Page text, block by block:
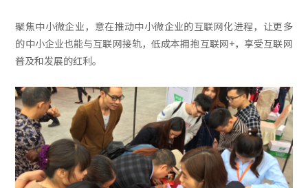
聚焦中小微企业，意在推动中小微企业的互联网化进程，让更多
的中小企业也能与互联网接轨，低成本拥抱互联网+，享受互联网
普及和发展的红利。